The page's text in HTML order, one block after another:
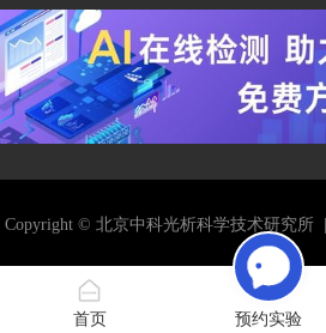
Copyright © 北京中科光析科学技术研究所
公网安备11010802035698
首页 预约实验